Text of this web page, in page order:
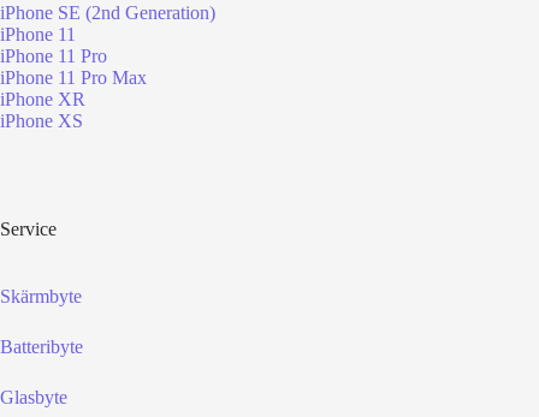
iPhone SE (2nd Generation)
iPhone 11
iPhone 11 Pro
iPhone 11 Pro Max
iPhone XR
iPhone XS
Service
Skärmbyte
Batteribyte
Glasbyte